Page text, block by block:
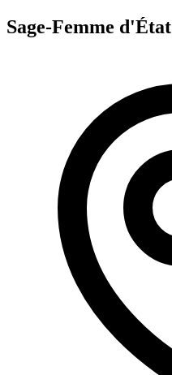
Sage-Femme d'État